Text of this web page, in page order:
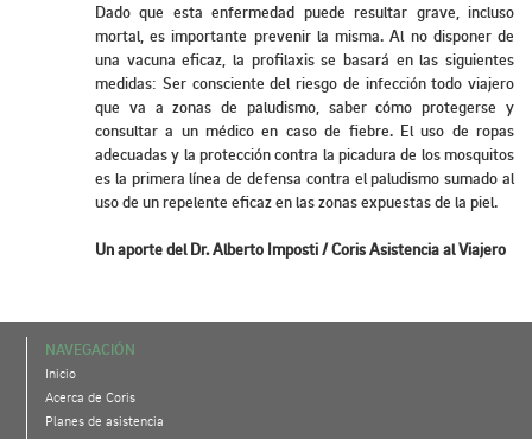
Dado que esta enfermedad puede resultar grave, incluso
mortal, es importante prevenir la misma. Al no disponer de
una vacuna eficaz, la profilaxis se basará en las siguientes
medidas: Ser consciente del riesgo de infección todo viajero
que va a zonas de paludismo, saber cómo protegerse y
consultar a un médico en caso de fiebre. El uso de ropas
adecuadas y la protección contra la picadura de los mosquitos
es la primera línea de defensa contra el paludismo sumado al
uso de un repelente eficaz en las zonas expuestas de la piel.
Un aporte del Dr. Alberto Imposti / Coris Asistencia al Viajero
NAVEGACIÓN
Inicio
Acerca de Coris
Planes de asistencia